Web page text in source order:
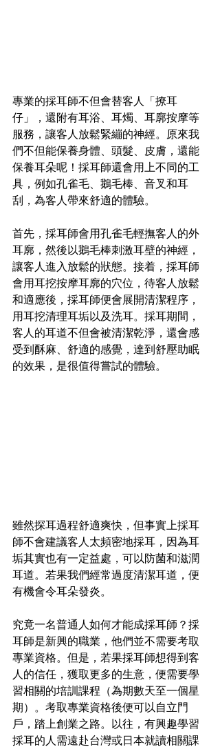
專業的採耳師不但會替客人「撩耳
仔」，還附有耳浴、耳燭、耳廓按摩等
服務，讓客人放鬆緊繃的神經。原來我
們不但能保養身體、頭髮、皮膚，還能
保養耳朵呢！採耳師還會用上不同的工
具，例如孔雀毛、鵝毛棒、音叉和耳
刮，為客人帶來舒適的體驗。
首先，採耳師會用孔雀毛輕撫客人的外
耳廓，然後以鵝毛棒刺激耳壁的神經，
讓客人進入放鬆的狀態。接着，採耳師
會用耳挖按摩耳廓的穴位，待客人放鬆
和適應後，採耳師便會展開清潔程序，
用耳挖清理耳垢以及洗耳。採耳期間，
客人的耳道不但會被清潔乾淨，還會感
受到酥麻、舒適的感覺，達到舒壓助眠
的效果，是很值得嘗試的體驗。
雖然探耳過程舒適爽快，但事實上採耳
師不會建議客人太頻密地採耳，因為耳
垢其實也有一定益處，可以防菌和滋潤
耳道。若果我們經常過度清潔耳道，便
有機會令耳朵發炎。
究竟一名普通人如何才能成採耳師？採
耳師是新興的職業，他們並不需要考取
專業資格。但是，若果採耳師想得到客
人的信任，獲取更多的生意，便需要學
習相關的培訓課程（為期數天至一個星
期）。考取專業資格後便可以自立門
戶，踏上創業之路。以往，有興趣學習
採耳的人需遠赴台灣或日本就讀相關課